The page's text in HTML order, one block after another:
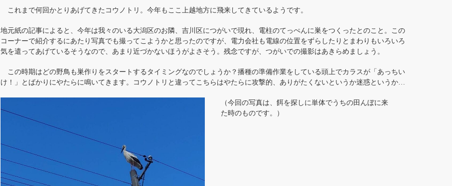
これまで何回かとりあげてきたコウノトリ。今年もここ上越地方に飛来してきているようです。
地元紙の記事によると、今年は我々のいる大潟区のお隣、吉川区につがいで現れ、電柱のてっぺんに巣をつくったとのこと。この
コーナーで紹介するにあたり写真でも撮ってこようかと思ったのですが、電力会社も電線の位置をずらしたりとまわりもいろいろ
気を遣ってあげているそうなので、あまり近づかないほうがよさそう。残念ですが、つがいでの撮影はあきらめましょう。
この時期はどの野鳥も巣作りをスタートするタイミングなのでしょうか？播種の準備作業をしている頭上でカラスが「あっちい
け！」とばかりにやたらに鳴いてきます。コウノトリと違ってこちらはやたらに攻撃的、ありがたくないというか迷惑というか…
（今回の写真は、餌を探しに単体でうちの田んぼに来
た時のものです。）